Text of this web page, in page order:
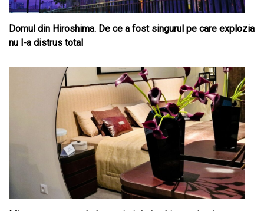
Domul din Hiroshima. De ce a fost singurul pe care explozia
nu l-a distrus total